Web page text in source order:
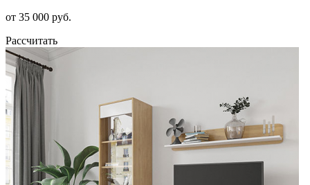
от 35 000 руб.
Рассчитать